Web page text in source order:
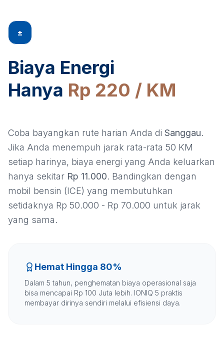
±
Biaya Energi
Hanya Rp 220 / KM
Coba bayangkan rute harian Anda di Sanggau.
Jika Anda menempuh jarak rata-rata 50 KM
setiap harinya, biaya energi yang Anda keluarkan
hanya sekitar Rp 11.000. Bandingkan dengan
mobil bensin (ICE) yang membutuhkan
setidaknya Rp 50.000 - Rp 70.000 untuk jarak
yang sama.
Hemat Hingga 80%
Dalam 5 tahun, penghematan biaya operasional saja
bisa mencapai Rp 100 Juta lebih. IONIQ 5 praktis
membayar dirinya sendiri melalui efisiensi daya.